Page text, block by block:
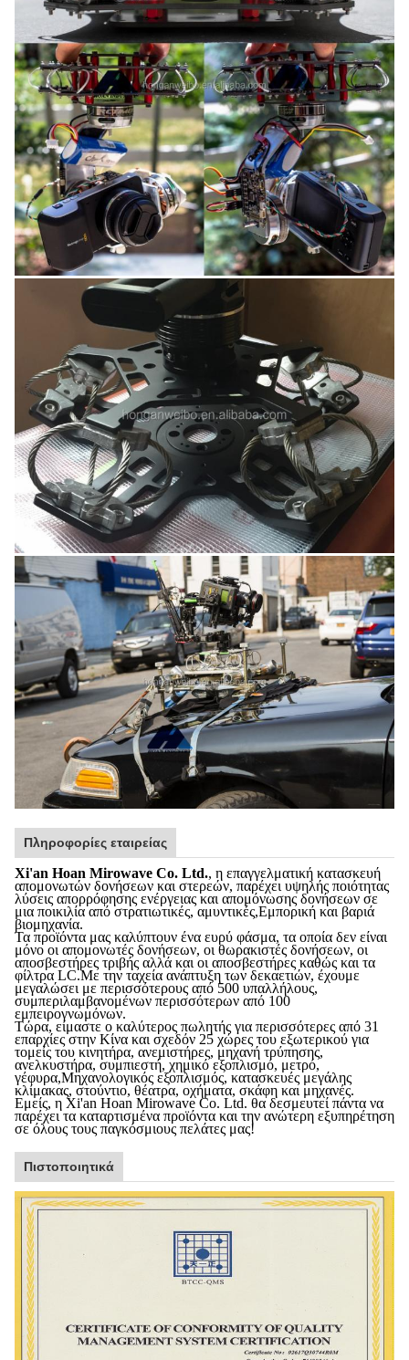
Πληροφορίες εταιρείας
Xi'an Hoan Mirowave Co. Ltd., η επαγγελματική κατασκευή
απομονωτών δονήσεων και στερεών, παρέχει υψηλής ποιότητας
λύσεις απορρόφησης ενέργειας και απομόνωσης δονήσεων σε
μια ποικιλία από στρατιωτικές, αμυντικές,Εμπορική και βαριά
βιομηχανία.
Τα προϊόντα μας καλύπτουν ένα ευρύ φάσμα, τα οποία δεν είναι
μόνο οι απομονωτές δονήσεων, οι θωρακιστές δονήσεων, οι
αποσβεστήρες τριβής αλλά και οι αποσβεστήρες καθώς και τα
φίλτρα LC.Με την ταχεία ανάπτυξη των δεκαετιών, έχουμε
μεγαλώσει με περισσότερους από 500 υπαλλήλους,
συμπεριλαμβανομένων περισσότερων από 100
εμπειρογνωμόνων.
Τώρα, είμαστε ο καλύτερος πωλητής για περισσότερες από 31
επαρχίες στην Κίνα και σχεδόν 25 χώρες του εξωτερικού για
τομείς του κινητήρα, ανεμιστήρες, μηχανή τρύπησης,
ανελκυστήρα, συμπιεστή, χημικό εξοπλισμό, μετρό,
γέφυρα,Μηχανολογικός εξοπλισμός, κατασκευές μεγάλης
κλίμακας, στούντιο, θέατρα, οχήματα, σκάφη και μηχανές.
Εμείς, η Xi'an Hoan Mirowave Co. Ltd. θα δεσμευτεί πάντα να
παρέχει τα καταρτισμένα προϊόντα και την ανώτερη εξυπηρέτηση
σε όλους τους παγκόσμιους πελάτες μας!
Πιστοποιητικά